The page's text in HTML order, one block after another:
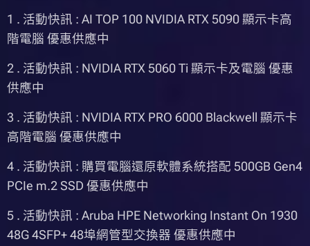
1 . 活動快訊 : AI TOP 100 NVIDIA RTX 5090 顯示卡高
階電腦 優惠供應中
2 . 活動快訊 : NVIDIA RTX 5060 Ti 顯示卡及電腦 優惠
供應中
3 . 活動快訊 : NVIDIA RTX PRO 6000 Blackwell 顯示卡
高階電腦 優惠供應中
4 . 活動快訊 : 購買電腦還原軟體系統搭配 500GB Gen4
PCIe m.2 SSD 優惠供應中
5 . 活動快訊 : Aruba HPE Networking Instant On 1930
48G 4SFP+ 48埠網管型交換器 優惠供應中